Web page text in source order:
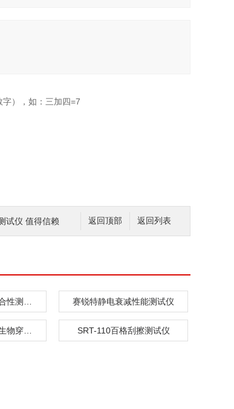
），如：三加四=7
返回列表
返回顶部
试仪 值得信赖
赛锐特静电衰减性能测试仪
SRT-110百格刮擦测试仪